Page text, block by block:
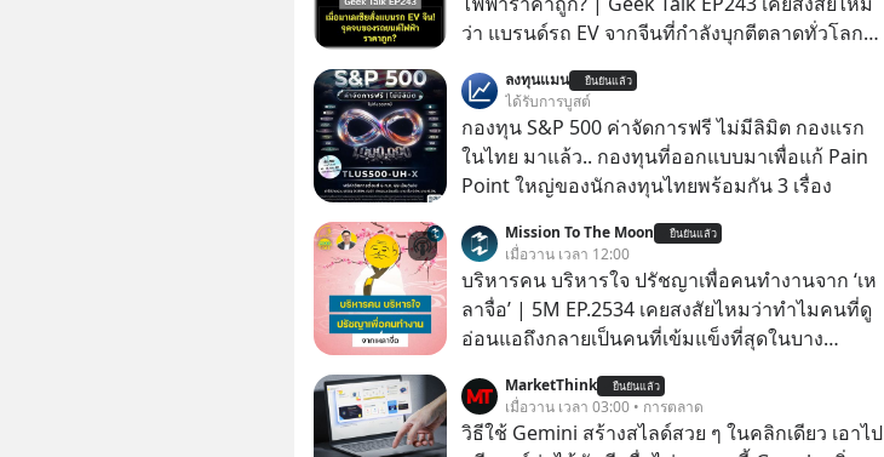
ว่า แบรนด์รถ EV จากจีนที่กำลังบุกตีตลาดทั่วโลก
อย่างไร? นี่คือเรื่องจริงที่เพิ่งเกิดขึ้นในมาเลเซีย เมื่อ
รัฐบาลประกาศงัด “กฎเหล็ก” สั่งบล็อกการนำเข้า
รถ EV ราคาถูกจากจีนแบบสายฟ้าแลบ ตั้งกำแพง
ราคานำเข้าขั้นต่ำสูงถึง 1.7 ล้านบาท! งานนี้ทำเอา
ค่ายยักษ์ใหญ่อย่าง BYD ที่เคยกวาดเรียบยอดขาย
ถึงกับสะดุดไปไม่เป็น แต่เบื้องหลังมาตรการสุดโต่ง
นี้ ไม่ใช่แค่การกีดกันทางการค้าธรรมดา แต่มันคือ
แผนอุ้มชูแบรนด์แห่งชาติอย่าง Proton เพื่อรักษา
ตำแหน่งงานนับแสนชีวิตในประเทศ ค่ายรถจีนจะ
แก้เกมหมากกระดานนี้อย่างไร? และทำไมเรื่องนี้
ถึงสั่นสะเทือนวงการยานยนต์ทั้งภูมิภาค? เราจะพา
ไปเจาะลึกเบื้องหลังสงคราม EV สุดเดือดนี้กัน เลือก
ฟังกันได้เลยนะครับ อย่าลืมกด Follow ติดตาม
ลงทุนแมน ยืนยันแล้ว
ได้รับการบูสต์
กองทุน S&P 500 ค่าจัดการฟรี ไม่มีลิมิต กองแรก
ในไทย มาแล้ว.. กองทุนที่ออกแบบมาเพื่อแก้ Pain
Point ใหญ่ของนักลงทุนไทยพร้อมกัน 3 เรื่อง
Mission To The Moon ยืนยันแล้ว
เมื่อวาน เวลา 12:00
บริหารคน บริหารใจ ปรัชญาเพื่อคนทำงานจาก ‘เห
ลาจื่อ’ | 5M EP.2534 เคยสงสัยไหมว่าทำไมคนที่ดู
อ่อนแอถึงกลายเป็นคนที่เข้มแข็งที่สุดในบาง
ถึงประสบความสำเร็จได้ไวกว่าใครเพื่อน? ไม่แน่ว่า
คนกลุ่มนี้อาจจะเป็นคนที่รู้จักบริหารใจตัวเอง และ
MarketThink ยืนยันแล้ว
เมื่อวาน เวลา 03:00 • การตลาด
วิธีใช้ Gemini สร้างสไลด์สวย ๆ ในคลิกเดียว เอาไป